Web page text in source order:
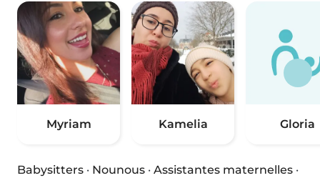
Myriam Kamelia Gloria
Babysitters · Nounous · Assistantes maternelles ·